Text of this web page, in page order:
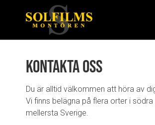
Kontakta oss
Du är alltid välkommen att höra av
Vi finns belägna på flera orter i södra
mellersta Sverige.